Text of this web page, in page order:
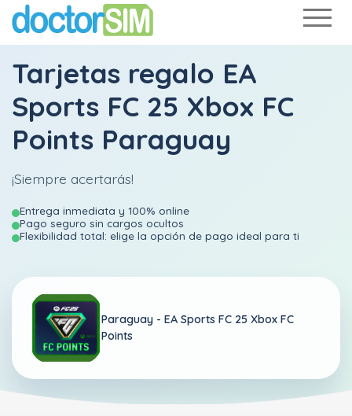
Tarjetas regalo EA
Sports FC 25 Xbox FC
Points Paraguay
¡Siempre acertarás!
Entrega inmediata y 100% online
Pago seguro sin cargos ocultos
Flexibilidad total: elige la opción de pago ideal para ti
Paraguay - EA Sports FC 25 Xbox FC
Points